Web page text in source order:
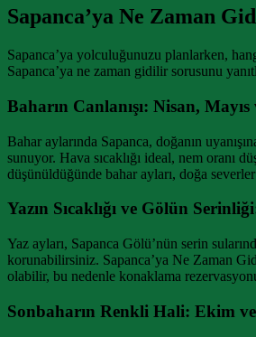
Sapanca’ya Ne Zaman
Sapanca’ya yolculuğunuzu planlarken,
Sapanca’ya ne zaman gidilir sorusunu
Baharın Canlanışı: Nisan,
Bahar aylarında Sapanca, doğanın
sunuyor. Hava sıcaklığı ideal, nem
düşünüldüğünde bahar ayları, doğa
Yazın Sıcaklığı ve Gölün
Yaz ayları, Sapanca Gölü’nün serin
korunabilirsiniz. Sapanca’ya Ne Zaman
olabilir, bu nedenle konaklama
Sonbaharın Renkli Hali: Ekim ve